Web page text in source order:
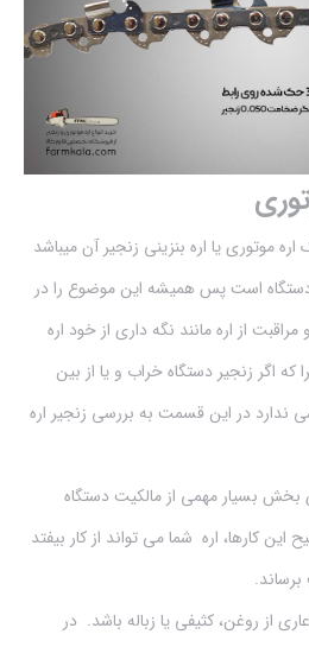
موتوری یا اره بنزینی زنجیر آن میباشد
است پس همیشه این موضوع را در
از اره مانند نگه داری از خود اره
اگر زنجیر دستگاه خراب و یا از بین
ندارد در این قسمت به بررسی زنجیر اره
بخش بسیار مهمی از مالکیت دستگاه
کارها، اره شما می تواند از کار بیفتد
از روغن، کثیفی یا زباله باشد. در